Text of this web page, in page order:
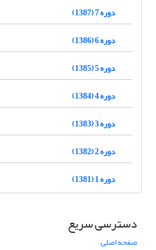
دوره 7 (1387)
دوره 6 (1386)
دوره 5 (1385)
دوره 4 (1384)
دوره 3 (1383)
دوره 2 (1382)
دوره 1 (1381)
دسترسی سریع
صفحه اصلی